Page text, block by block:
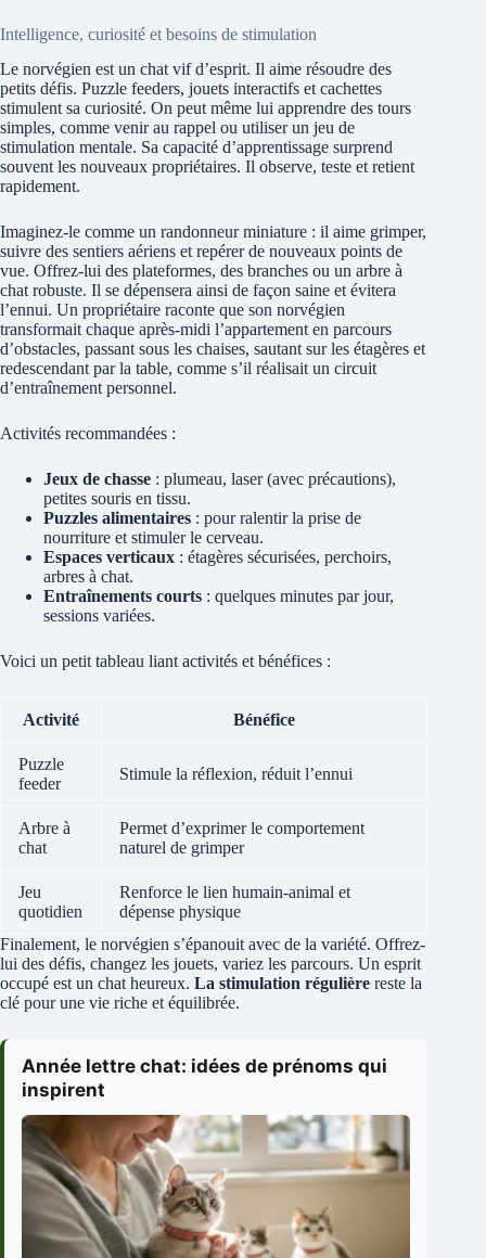
Intelligence, curiosité et besoins de stimulation
Le norvégien est un chat vif d’esprit. Il aime résoudre des
petits défis. Puzzle feeders, jouets interactifs et cachettes
stimulent sa curiosité. On peut même lui apprendre des tours
simples, comme venir au rappel ou utiliser un jeu de
stimulation mentale. Sa capacité d’apprentissage surprend
souvent les nouveaux propriétaires. Il observe, teste et retient
rapidement.
Imaginez-le comme un randonneur miniature : il aime grimper,
suivre des sentiers aériens et repérer de nouveaux points de
vue. Offrez-lui des plateformes, des branches ou un arbre à
chat robuste. Il se dépensera ainsi de façon saine et évitera
l’ennui. Un propriétaire raconte que son norvégien
transformait chaque après-midi l’appartement en parcours
d’obstacles, passant sous les chaises, sautant sur les étagères et
redescendant par la table, comme s’il réalisait un circuit
d’entraînement personnel.
Activités recommandées :
Jeux de chasse : plumeau, laser (avec précautions),
petites souris en tissu.
Puzzles alimentaires : pour ralentir la prise de
nourriture et stimuler le cerveau.
Espaces verticaux : étagères sécurisées, perchoirs,
arbres à chat.
Entraînements courts : quelques minutes par jour,
sessions variées.
Voici un petit tableau liant activités et bénéfices :
Activité Bénéfice
Puzzle
feeder
Stimule la réflexion, réduit l’ennui
Arbre à
chat
Permet d’exprimer le comportement
naturel de grimper
Jeu
quotidien
Renforce le lien humain-animal et
dépense physique
Finalement, le norvégien s’épanouit avec de la variété. Offrez-
lui des défis, changez les jouets, variez les parcours. Un esprit
occupé est un chat heureux. La stimulation régulière reste la
clé pour une vie riche et équilibrée.
Année lettre chat: idées de prénoms qui
inspirent